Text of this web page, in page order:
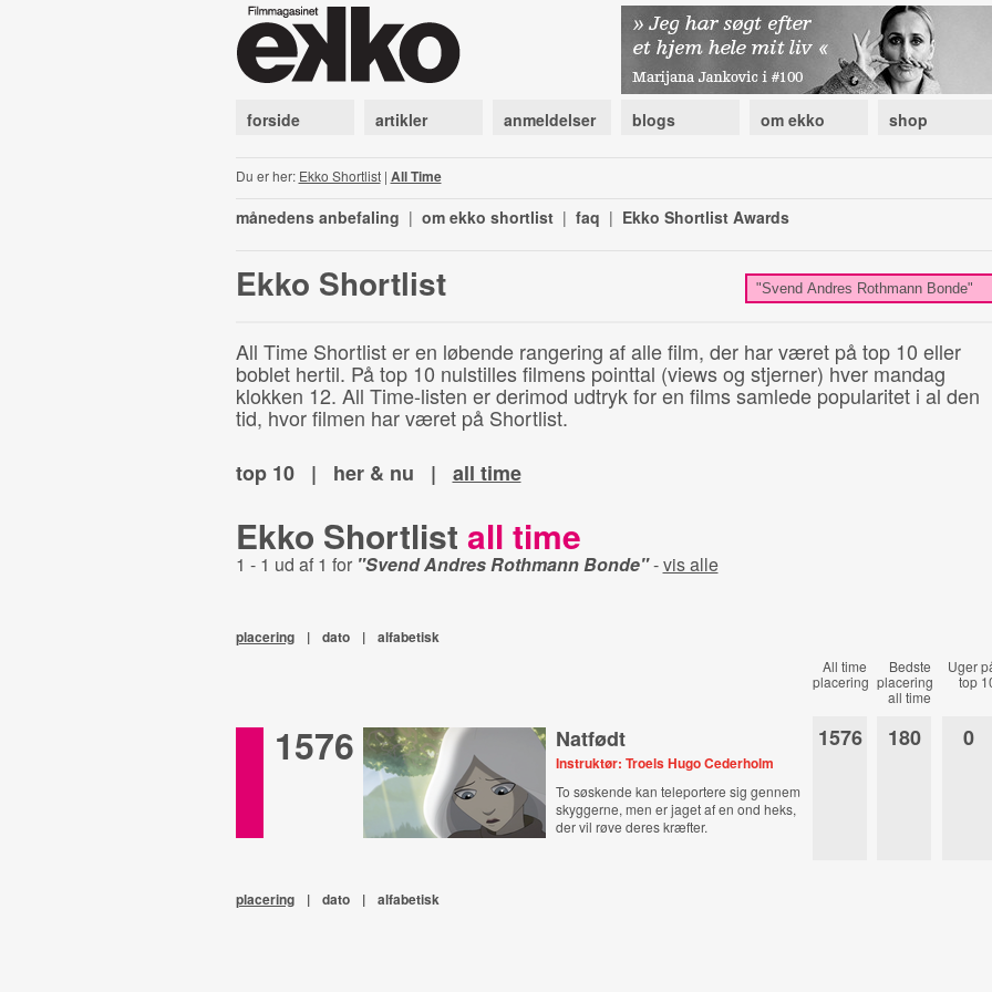
forside artikler anmeldelser blogs om ekko shop
Du er her: Ekko Shortlist| All Time
månedens anbefaling | om ekko shortlist | faq | Ekko Shortlist Awards
Ekko Shortlist
All Time Shortlist er en løbende rangering af alle film, der har været på top 10 eller
boblet hertil. På top 10 nulstilles filmens pointtal (views og stjerner) hver mandag
klokken 12. All Time-listen er derimod udtryk for en films samlede popularitet i al den
tid, hvor filmen har været på Shortlist.
top 10
| her & nu | all time
Ekko Shortlist all time
1 - 1 ud af 1 for "Svend Andres Rothmann Bonde"-vis alle
placering | dato | alfabetisk
All time
placering
Bedste
placering
all time
Uger
top
1576 Natfødt
Instruktør: Troels Hugo Cederholm
To søskende kan teleportere sig gennem
skyggerne, men er jaget af en ond heks,
der vil røve deres kræfter.
1576 180 0
placering | dato | alfabetisk